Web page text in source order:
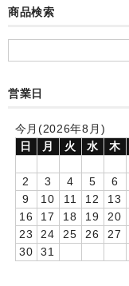
メロディ時計(集合)
音声時計(集合)
メロディ時計(個別)
知育時計
制服メモリー
お絵かきギャラリー
商品検索
営業日
今月(2026年8月)
日
月 火 水 木
2
3 4 5 6
9
10 11 12 13
16
17 18 19 20
23
24 25 26 27
30
31